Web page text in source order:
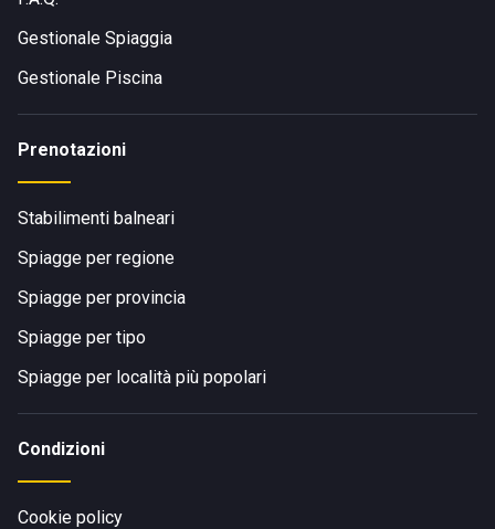
Gestionale Spiaggia
Gestionale Piscina
Prenotazioni
Stabilimenti balneari
Spiagge per regione
Spiagge per provincia
Spiagge per tipo
Spiagge per località più popolari
Condizioni
Cookie policy